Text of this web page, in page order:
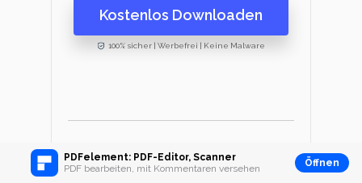
PDFelement: PDF-Editor, Scanner
PDF bearbeiten, mit Kommentaren versehen
Öffnen
Kostenlos Downloaden
100% sicher | Werbefrei | Keine Malware
FAQs zum Scannen